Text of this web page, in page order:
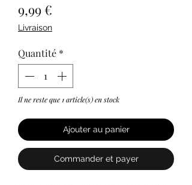
9,99 €
Livraison
Quantité *
Il ne reste que 1 article(s) en stock
Ajouter au panier
Commander et payer